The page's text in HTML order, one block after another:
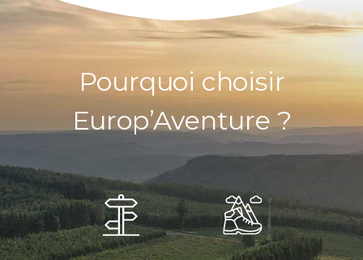
Pourquoi choisir
Europ’Aventure ?